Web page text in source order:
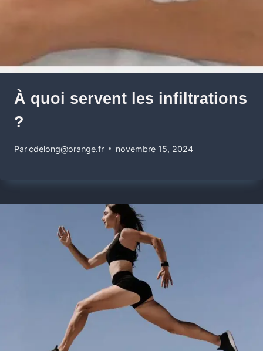
À quoi servent les infiltrations
?
Parcdelong@orange.fr novembre 15, 2024